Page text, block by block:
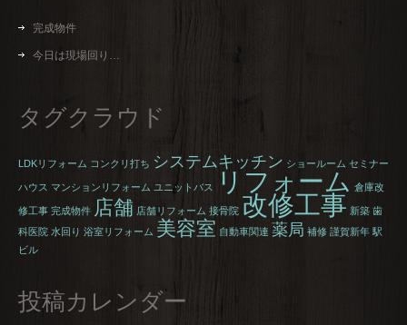
完成物件
今日は現場回り…
タグクラウド
LDKリフォーム コンクリ打ち システムキッチン ショールーム セミナー
ハウス マンションリフォーム ユニットバス リフォーム 倉庫改
修工事 完成物件 店舗 店舗リフォーム 接骨院 改修工事 新築 歯
科医院 水回り 浴室リフォーム 美容室 自動車関連 薬局 補修 謹賀新年 駅
ビル
投稿カレンダー